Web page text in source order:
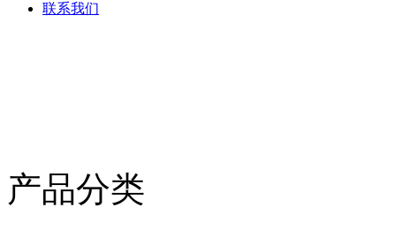
联系我们
产品分类